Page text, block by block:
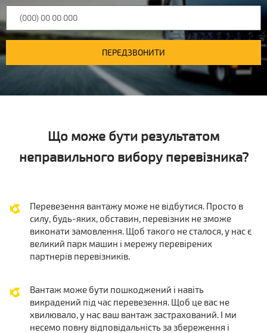
ПЕРЕДЗВОНИТИ
Що може бути результатом
неправильного вибору перевізника?
Перевезення вантажу може не відбутися. Просто в
силу, будь-яких, обставин, перевізник не зможе
виконати замовлення. Щоб такого не сталося, у нас є
великий парк машин і мережу перевірених
партнерів перевізників.
Вантаж може бути пошкоджений і навіть
викрадений під час перевезення. Щоб це вас не
хвилювало, у нас ваш вантаж застрахований. І ми
несемо повну відповідальність за збереження і